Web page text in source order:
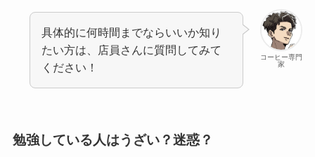
コーヒー専門
家
具体的に何時間までならいいか知り
たい方は、店員さんに質問してみて
ください！
勉強している人はうざい？迷惑？